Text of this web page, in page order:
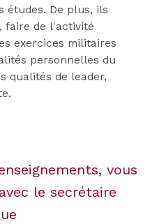
De plus, ils
faire de l'activité
exercices militaires
personnelles du
qualités de leader,
vous
le secrétaire